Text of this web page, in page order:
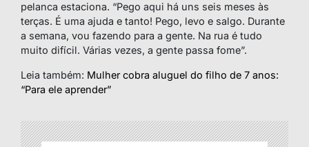
pelanca estaciona. “Pego aqui há uns seis meses às
terças. É uma ajuda e tanto! Pego, levo e salgo. Durante
a semana, vou fazendo para a gente. Na rua é tudo
muito difícil. Várias vezes, a gente passa fome”.
Leia também: Mulher cobra aluguel do filho de 7 anos:
“Para ele aprender”